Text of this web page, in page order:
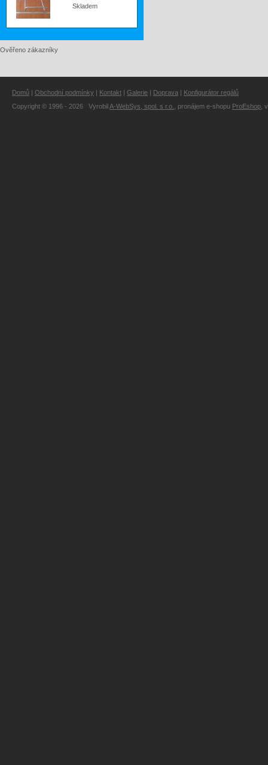
Skladem
Ověřeno zákazníky
Domů | Obchodní podmínky | Kontakt | Galerie | Doprava | Konfigurátor regálů
Copyright © 1996 - 2026 VyrobilA-WebSys, spol. s r.o. , pronájem e-shopu ProEshop ,